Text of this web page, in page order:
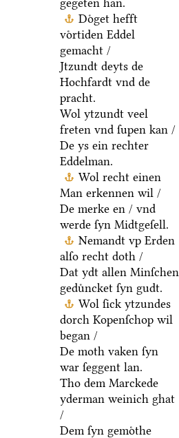
Doͤget hefft
voͤrtiden Eddel
gemacht /
Jtzundt deyts de
Hochfardt vnd de
pracht.
Wol ytzundt veel
freten vnd ſupen kan /
De ys ein rechter
Eddelman.
Wol recht einen
Man erkennen wil /
De merke en / vnd
werde ſyn Midtgeſell.
Nemandt vp Erden
alſo recht doth /
Dat ydt allen Minſchen
geduͤncket ſyn gudt.
Wol ſick ytzundes
dorch Kopenſchop wil
began /
De moth vaken ſyn
war ſeggent lan.
Tho dem Marckede
yderman weinich ghat
/
Dem ſyn gemoͤthe